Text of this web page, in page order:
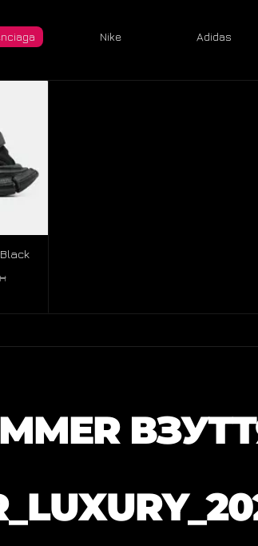
Nike Adidas